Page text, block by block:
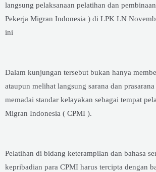
langsung pelaksanaan pelatihan dan
Pekerja Migran Indonesia ) di LPK LN
ini
Dalam kunjungan tersebut bukan hanya
ataupun melihat langsung sarana dan
memadai standar kelayakan sebagai tempat
Migran Indonesia ( CPMI ).
Pelatihan di bidang keterampilan dan bahasa
kepribadian para CPMI harus tercipta dengan